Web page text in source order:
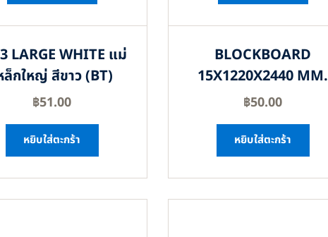
LARGE WHITE แม่
ล็กใหญ่ สีขาว (BT)
฿51.00
หยิบใส่ตะกร้า
BLOCKBOARD
15X1220X2440 MM.
฿50.00
หยิบใส่ตะกร้า